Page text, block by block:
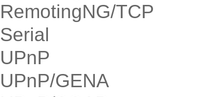
RemotingNG/TCP
Serial
UPnP
UPnP/GENA